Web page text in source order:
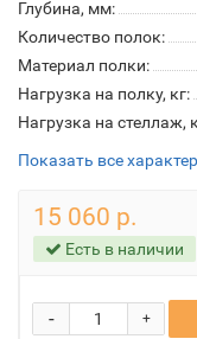
Глубина, мм:
Количество полок:
Материал полки:
Нагрузка на полку, кг:
Нагрузка на стеллаж,
Показать все
15 060 р.
Есть в наличии
+
-